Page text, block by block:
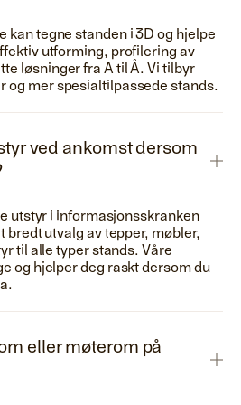
kan tegne standen i 3D og hjelpe
utforming, profilering av
løsninger fra A til Å. Vi tilbyr
og mer spesialtilpassede stands.
ved ankomst dersom
utstyr i informasjonsskranken
bredt utvalg av tepper, møbler,
til alle typer stands. Våre
og hjelper deg raskt dersom du
eller møterom på